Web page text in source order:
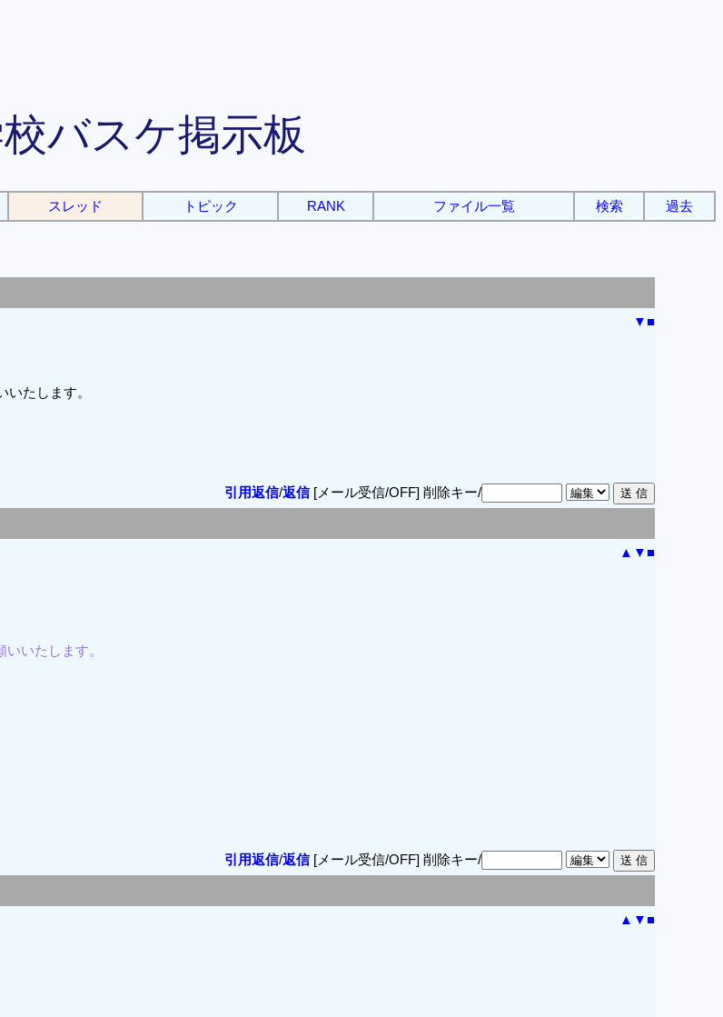
バスケ掲示板
スレッド トピック RANK ファイル一覧 検索 過去
▼■
たします。
引用返信/返信[メール受信/OFF] 削除キー/
▲ ▼■
いたします。
引用返信/返信[メール受信/OFF] 削除キー/
▲ ▼■